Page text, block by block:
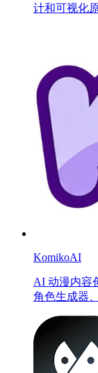
计和可视化
KomikoAI
AI 动漫内容
角色生成器